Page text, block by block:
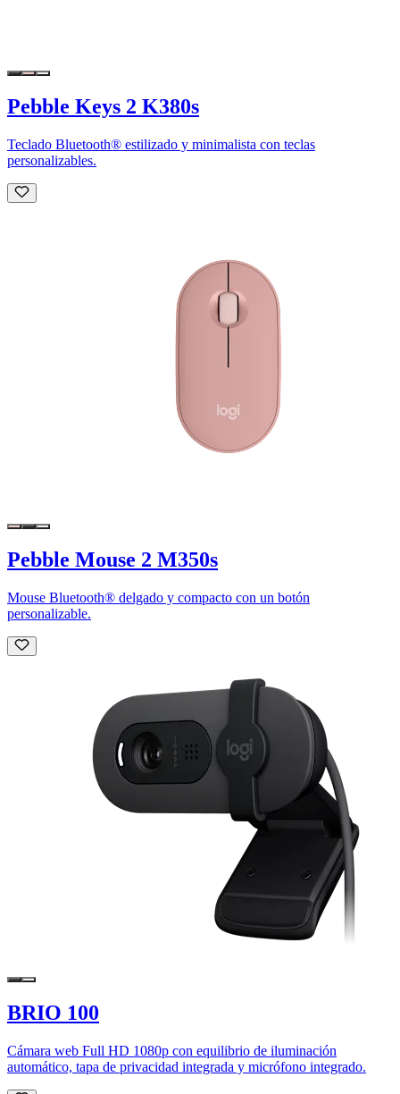
Pebble Keys 2 K380s
Teclado Bluetooth® estilizado y minimalista con teclas
personalizables.
Pebble Mouse 2 M350s
Mouse Bluetooth® delgado y compacto con un botón
personalizable.
BRIO 100
Cámara web Full HD 1080p con equilibrio de iluminación
automático, tapa de privacidad integrada y micrófono integrado.